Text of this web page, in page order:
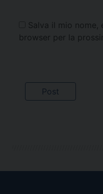
Salva il mio nome,
browser per la